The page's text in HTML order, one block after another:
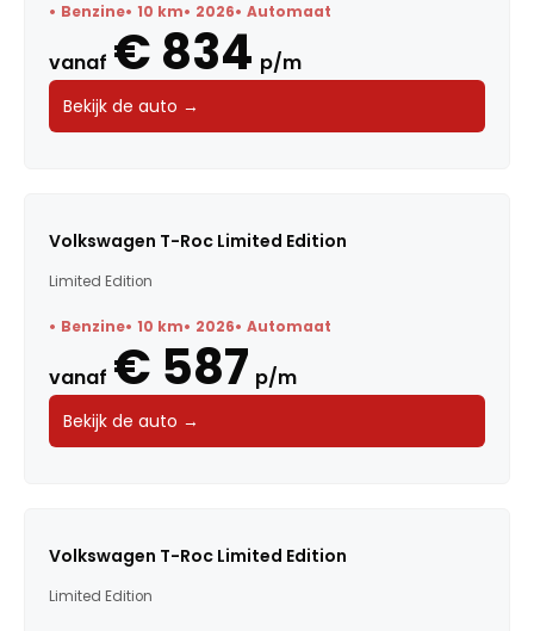
Benzine 10 km 2026 Automaat
vanaf € 834 p/m
Bekijk de auto →
Volkswagen T-Roc Limited Edition
Limited Edition
Benzine 10 km 2026 Automaat
vanaf € 587 p/m
Bekijk de auto →
Volkswagen T-Roc Limited Edition
Limited Edition